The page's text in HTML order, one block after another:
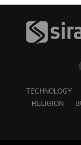
TECHNOLOGY
RELIGION